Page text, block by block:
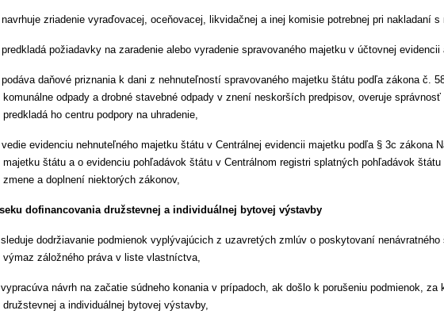
navrhuje zriadenie vyraďovacej, oceňovacej, likvidačnej a inej komisie potrebnej pri nakladaní s
predkladá požiadavky na zaradenie alebo vyradenie spravovaného majetku v účtovnej
podáva daňové priznania k dani z nehnuteľností spravovaného majetku štátu podľa zákona č.
komunálne odpady a drobné stavebné odpady v znení neskorších predpisov, overuje
predkladá ho centru podpory na uhradenie,
vedie evidenciu nehnuteľného majetku štátu v Centrálnej evidencii majetku podľa § 3c zákona
majetku štátu a o evidenciu pohľadávok štátu v Centrálnom registri splatných pohľadávok
zmene a doplnení niektorých zákonov,
dofinancovania družstevnej a individuálnej bytovej výstavby
sleduje dodržiavanie podmienok vyplývajúcich z uzavretých zmlúv o poskytovaní
výmaz záložného práva v liste vlastníctva,
vypracúva návrh na začatie súdneho konania v prípadoch, ak došlo k porušeniu podmienok,
družstevnej a individuálnej bytovej výstavby,